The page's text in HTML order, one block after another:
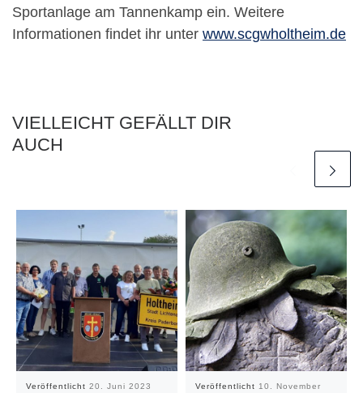
Sportanlage am Tannenkamp ein. Weitere
Informationen findet ihr unter www.scgwholtheim.de
VIELLEICHT GEFÄLLT DIR
AUCH
Veröffentlicht 20. Juni 2023 Veröffentlicht 10. November